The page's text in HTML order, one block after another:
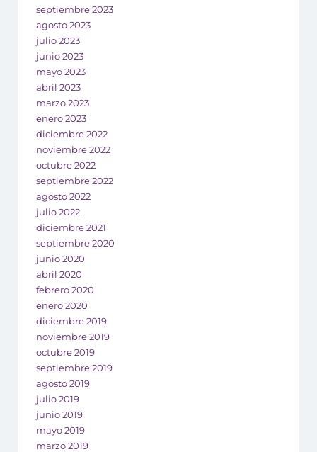
septiembre 2023
agosto 2023
julio 2023
junio 2023
mayo 2023
abril 2023
marzo 2023
enero 2023
diciembre 2022
noviembre 2022
octubre 2022
septiembre 2022
agosto 2022
julio 2022
diciembre 2021
septiembre 2020
junio 2020
abril 2020
febrero 2020
enero 2020
diciembre 2019
noviembre 2019
octubre 2019
septiembre 2019
agosto 2019
julio 2019
junio 2019
mayo 2019
marzo 2019